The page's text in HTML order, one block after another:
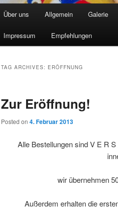
Skip
to
primary
Skip
to
secondary
Über uns Allgemein Galerie
Impressum Empfehlungen
TAG ARCHIVES: ERÖFFNUNG
Zur Eröffnung!
Posted on 4. Februar 2013
Alle Bestellungen sind V E R
wir übernehmen
Außerdem erhalten die